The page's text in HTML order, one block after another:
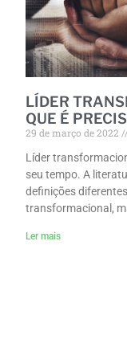
LÍDER
QUE É
29 de março de 2022
Líder
seu tempo. A
definições
transformacional,
Ler mais